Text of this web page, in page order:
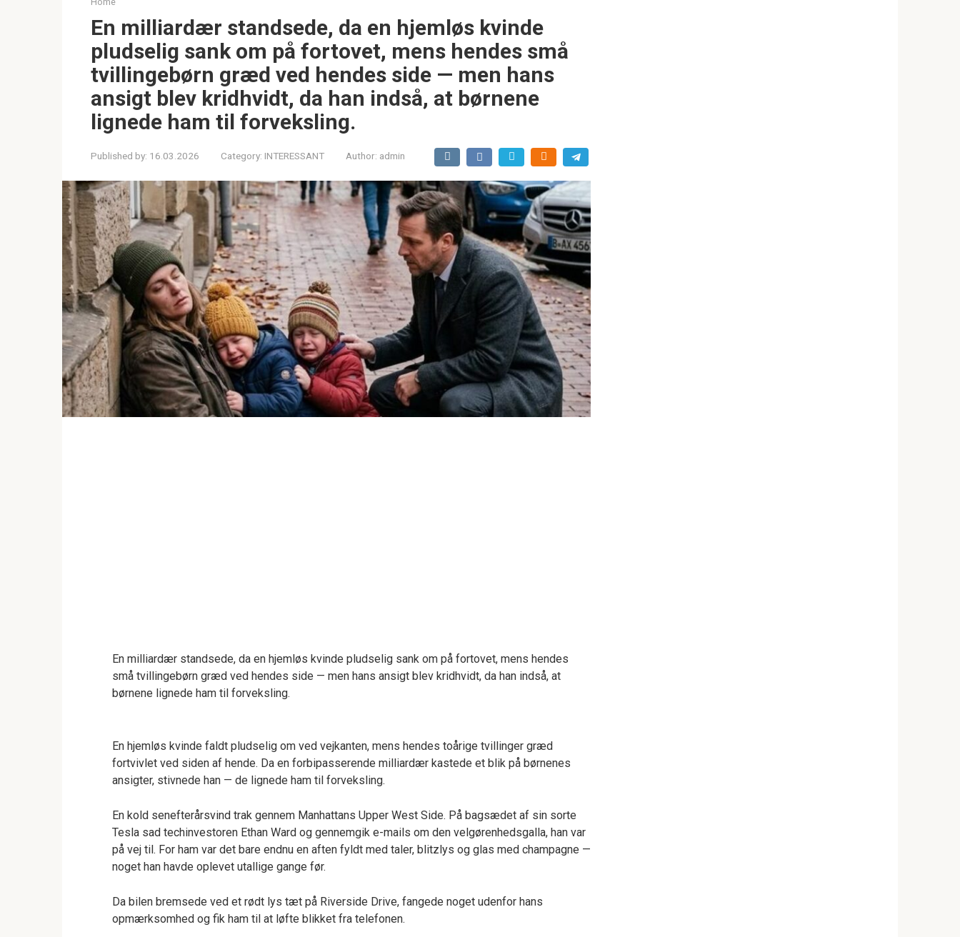
En milliardær standsede, da en hjemløs kvinde
pludselig sank om på fortovet, mens hendes små
tvillingebørn græd ved hendes side — men hans
ansigt blev kridhvidt, da han indså, at børnene
lignede ham til forveksling.
Published by: 16.03.2026 Category: INTERESSANT Author: admin
En milliardær standsede, da en hjemløs kvinde pludselig sank om på fortovet, mens hendes
små tvillingebørn græd ved hendes side — men hans ansigt blev kridhvidt, da han indså, at
børnene lignede ham til forveksling.
En hjemløs kvinde faldt pludselig om ved vejkanten, mens hendes toårige tvillinger græd
fortvivlet ved siden af hende. Da en forbipasserende milliardær kastede et blik på børnenes
ansigter, stivnede han — de lignede ham til forveksling.
En kold senefterårsvind trak gennem Manhattans Upper West Side. På bagsædet af sin sorte
Tesla sad techinvestoren Ethan Ward og gennemgik e-mails om den velgørenhedsgalla, han var
på vej til. For ham var det bare endnu en aften fyldt med taler, blitzlys og glas med champagne —
noget han havde oplevet utallige gange før.
Da bilen bremsede ved et rødt lys tæt på Riverside Drive, fangede noget udenfor hans
opmærksomhed og fik ham til at løfte blikket fra telefonen.